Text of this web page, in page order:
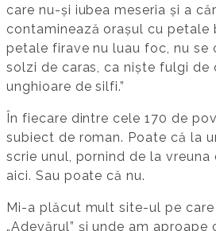
care nu-și iubea meseria și a
contaminează orașul cu petale
petale firave nu luau foc, nu se
solzi de caras, ca niște fulgi de
unghioare de silfi.”
În fiecare dintre cele 170 de
subiect de roman. Poate că la
scrie unul, pornind de la
aici. Sau poate că nu.
Mi-a plăcut mult site-ul pe
„Adevărul” și unde am